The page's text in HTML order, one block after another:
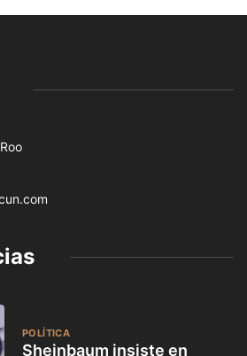
POLÍTICA
Sheinbaum insiste en